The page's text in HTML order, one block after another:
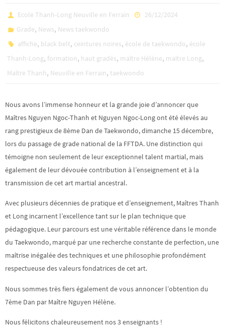
Ecole Thanh-Long Neuville en Ferrain
26/12/2024
Grade, News, News taekwondo
affiche, black belt, ceintures noires, école de taekwondo, école
Thanh-Long, formation, haut gradés, maître Hélène, maître Long,
Maître Thanh, Neuville en Ferrain, taekwondo
Nous avons l’immense honneur et la grande joie d’annoncer que
Maîtres Nguyen Ngoc-Thanh et Nguyen Ngoc-Long ont été élevés au
rang prestigieux de 8ème Dan de Taekwondo, dimanche 15 décembre,
lors du passage de grade national de la FFTDA. Une distinction qui
témoigne non seulement de leur exceptionnel talent martial, mais
également de leur dévouée contribution à l’enseignement et à la
transmission de cet art martial ancestral.
Avec plusieurs décennies de pratique etd’enseignement, Maîtres Thanh
et Long incarnent l’excellence tant sur le plan technique que
pédagogique. Leur parcours est une véritable référence dans le monde
du Taekwondo, marqué par une recherche constante de perfection, une
maîtrise inégalée des techniques et une philosophie profondément
respectueuse des valeurs fondatrices de cet art.
Nous sommes très fiers également de vous annoncer l’obtention du
7ème Dan par Maître Nguyen Hélène.
Nous félicitons chaleureusement nos 3 enseignants !